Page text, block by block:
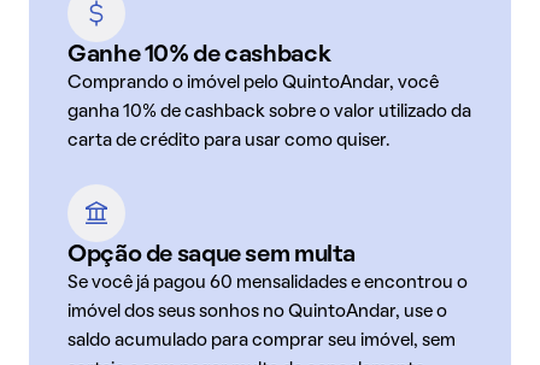
Ganhe 10% de cashback
Comprando o imóvel pelo QuintoAndar, você
ganha 10% de cashback sobre o valor utilizado da
carta de crédito para usar como quiser.
Opção de saque sem multa
Se você já pagou 60 mensalidades e encontrou o
imóvel dos seus sonhos no QuintoAndar, use o
saldo acumulado para comprar seu imóvel, sem